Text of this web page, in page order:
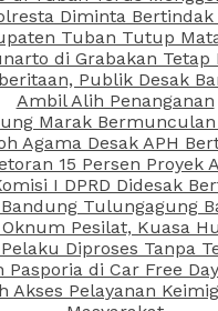
Diminta Bertindak
Tuban Tutup
di Grabakan Tetap
Publik Desak
Ambil Alih Penanganan
Marak Bermunculan
Agama Desak APH
15 Persen Proyek
I DPRD Didesak
Tulungagung
Pesilat, Kuasa
Diproses Tanpa
Pasporia di Car Free
Akses Pelayanan